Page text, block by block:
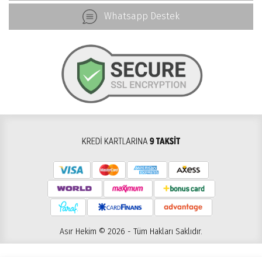
Whatsapp Destek
Asır Hekim © 2026 - Tüm Hakları Saklıdır.